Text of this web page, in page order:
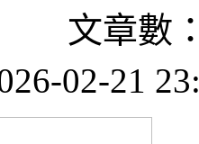
文章數
02-21